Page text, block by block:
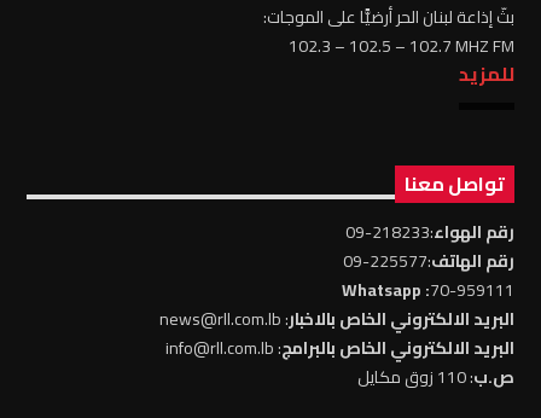
بثّ إذاعة لبنان الحر أرضيًّا على الموجات:
102.3 – 102.5 – 102.7 MHZ FM
للمزيد
تواصل معنا
رقم الهواء:218233-09
رقم الهاتف:225577-09
70-959111
: Whatsapp
البريد الالكتروني الخاص بالاخبار: news@rll.com.lb
البريد الالكتروني الخاص بالبرامج: info@rll.com.lb
ص.ب: 110 زوق مكايل